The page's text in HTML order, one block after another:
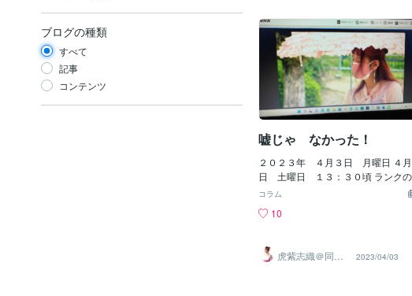
ブログの種類
すべて
記事
コンテンツ
そうですよ！）この呼称は、シル
神秘性をよく表していると思い、
気に入っています。今回は、シル
ンクに昇格したのを機に、”シルバー
ついて調べてみました。ぜひ最後
付き合いください。シルバーとは
光沢を放つ貴金属で、アクセサリー
器などに使われていますね。シル
は、神秘性や知性、高級感などの意
性については、錬金術や占星術など
秘主義哲学と関係があると言われて
す。錬金術では、シルバーは月と
けられ、女性や変化、直感などを象
ン、柔軟性などを表していました。 シル
バーは、光を反射する性質があるた
嘘じゃ なかった！
２０２３年 ４月３日 月曜日 ４月
日 土曜日 １３：３０頃 ランク
が ありました。 coconala（ココ
要な事の一つ それは『ランク』を上
『R レギュラー』 六月までに『
ロンズ』 九月までに『S シルバー
コラム
10
虎紫志織＠同じ
目線の『駆け込
2023/04/03